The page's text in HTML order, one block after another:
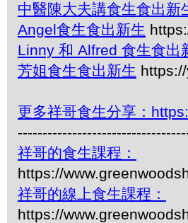
中醫陳大夫講食生食出新
Angel食生食出新生
Linny 和 Alfred 食生食出
芳姐食生食出新生
更多祥哥食生分享：
祥哥的食生課程：
https://
祥哥的線上食生課程：
https://